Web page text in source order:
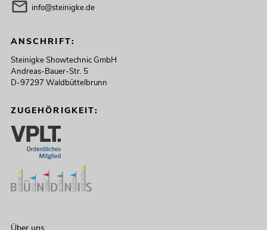
info@steinigke.de
ANSCHRIFT:
Steinigke Showtechnic GmbH
Andreas-Bauer-Str. 5
D-97297 Waldbüttelbrunn
ZUGEHÖRIGKEIT:
Über uns